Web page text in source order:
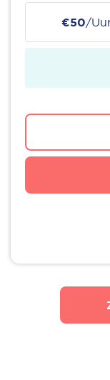
€50/